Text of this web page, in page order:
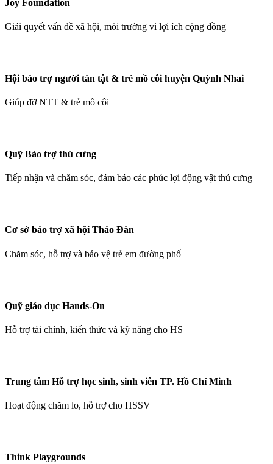
Joy Foundation
Giải quyết vấn đề xã hội, môi trường vì lợi ích cộng đồng
Hội bảo trợ người tàn tật & trẻ mồ côi huyện Quỳnh Nhai
Giúp đỡ NTT & trẻ mồ côi
Quỹ Bảo trợ thú cưng
Tiếp nhận và chăm sóc, đảm bảo các phúc lợi động vật thú cưng
Cơ sở bảo trợ xã hội Thảo Đàn
Chăm sóc, hỗ trợ và bảo vệ trẻ em đường phố
Quỹ giáo dục Hands-On
Hỗ trợ tài chính, kiến thức và kỹ năng cho HS
Trung tâm Hỗ trợ học sinh, sinh viên TP. Hồ Chí Minh
Hoạt động chăm lo, hỗ trợ cho HSSV
Think Playgrounds